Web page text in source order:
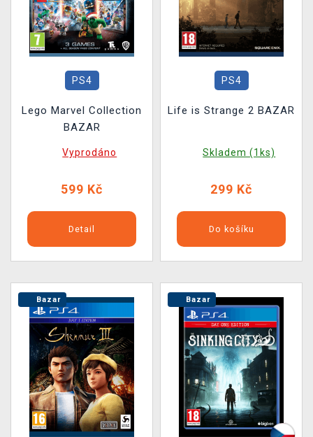
PS4
Lego Marvel Collection
BAZAR
Vyprodáno
599 Kč
Detail
PS4
Life is Strange 2 BAZAR
Skladem (1ks)
299 Kč
Do košíku
Bazar Bazar